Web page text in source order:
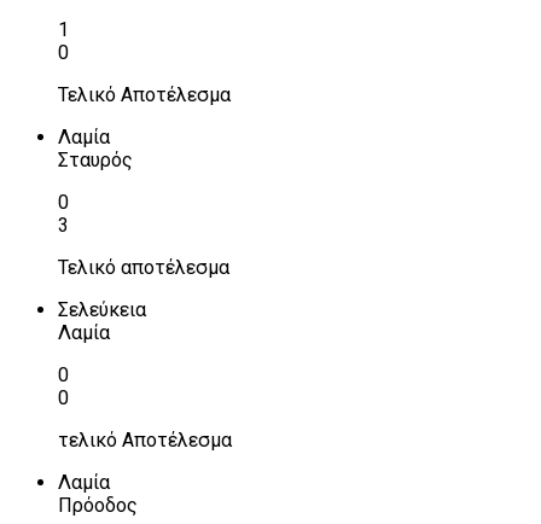
1
0
Τελικό Αποτέλεσμα
Λαμία
Σταυρός
0
3
Τελικό αποτέλεσμα
Σελεύκεια
Λαμία
0
0
τελικό Αποτέλεσμα
Λαμία
Πρόοδος